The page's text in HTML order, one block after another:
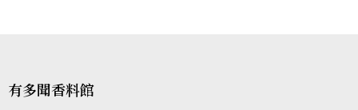
有多聞香料館